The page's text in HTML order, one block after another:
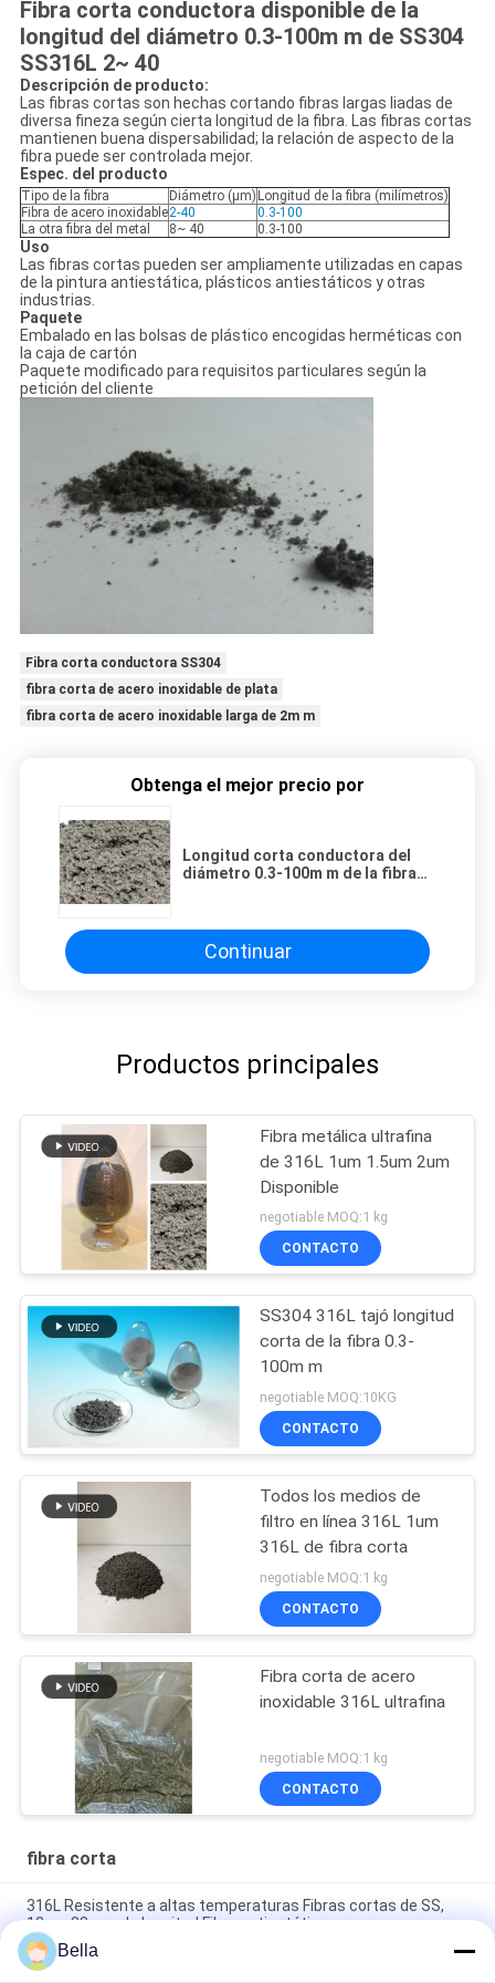
Fibra corta conductora disponible de la
longitud del diámetro 0.3-100m m de SS304
SS316L 2~ 40
Descripción de producto:
Las fibras cortas son hechas cortando fibras largas liadas de
diversa fineza según cierta longitud de la fibra. Las fibras cortas
mantienen buena dispersabilidad; la relación de aspecto de la
fibra puede ser controlada mejor.
Espec. del producto
Tipo de la fibra Diámetro (μm) Longitud de la fibra (milímetros)
Fibra de acero inoxidable2-40
0.3-100
La otra fibra del metal
8~ 40 0.3-100
Uso
Las fibras cortas pueden ser ampliamente utilizadas en capas
de la pintura antiestática, plásticos antiestáticos y otras
industrias.
Paquete
Embalado en las bolsas de plástico encogidas herméticas con
la caja de cartón
Paquete modificado para requisitos particulares según la
petición del cliente
Fibra corta conductora SS304
fibra corta de acero inoxidable de plata
fibra corta de acero inoxidable larga de 2m m
Obtenga el mejor precio por
Longitud corta conductora del
diámetro 0.3-100m m de la fibra
Continuar
Productos principales
Fibra metálica ultrafina
de 316L 1um 1.5um 2um
Disponible
negotiable MOQ:1 kg
CONTACTO
SS304 316L tajó longitud
corta de la fibra 0.3-
100m m
negotiable MOQ:10KG
CONTACTO
Todos los medios de
filtro en línea 316L 1um
316L de fibra corta
negotiable MOQ:1 kg
CONTACTO
Fibra corta de acero
inoxidable 316L ultrafina
negotiable MOQ:1 kg
CONTACTO
fibra corta
316L Resistente a altas temperaturas Fibras cortas de SS,
12um 33mm de longitud Fibra antiestática
Fibra corta de acero inoxidable 1 mm-100 mm de longitud para
Bella